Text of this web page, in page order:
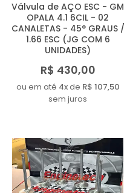
Válvula de AÇO ESC - GM
OPALA 4.1 6CIL - 02
CANALETAS - 45° GRAUS /
1.66 ESC (JG COM 6
UNIDADES)
R$ 430,00
ou em até 4xde R$ 107,50
sem juros